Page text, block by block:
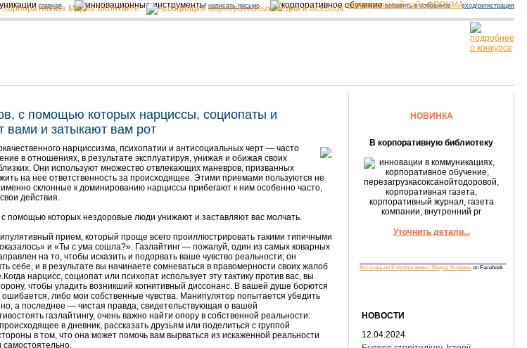
официальный сайт ФОРУМА
главная написать письмо добавить в избранное вход/регистрация
с помощью которых нарциссы, социопаты и
вами и затыкают вам рот
нарциссизма, психопатии и антисоциальных черт — часто
в отношениях, в результате эксплуатируя, унижая и обижая своих
Они используют множество отвлекающих маневров, призванных
на нее ответственность за происходящее. Этими приемами пользуются не
именно склонные к доминированию нарциссы прибегают к ним особенно часто,
действия.
помощью которых нездоровые люди унижают и заставляют вас молчать.
прием, который проще всего проиллюстрировать такими типичными
и «Ты с ума сошла?». Газлайтинг — пожалуй, один из самых коварных
на то, чтобы исказить и подорвать ваше чувство реальности; он
себе, и в результате вы начинаете сомневаться в правомерности своих жалоб
нарцисс, социопат или психопат использует эту тактику против вас, вы
чтобы уладить возникший когнитивный диссонанс. В вашей душе борются
либо мои собственные чувства. Манипулятор попытается убедить
а последнее — чистая правда, свидетельствующая о вашей
газлайтингу, очень важно найти опору в собственной реальности:
в дневник, рассказать друзьям или поделиться с группой
в том, что она может помочь вам вырваться из искаженной реальности
НОВИНКА
В корпоративную библиотеку
Уточнить детали...
Ассоциация Корпоративных Медиа Украины on Facebook
НОВОСТИ
12.04.2024